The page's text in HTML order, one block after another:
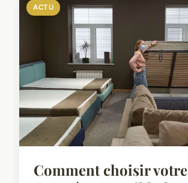
ACTU
Comment choisir votre